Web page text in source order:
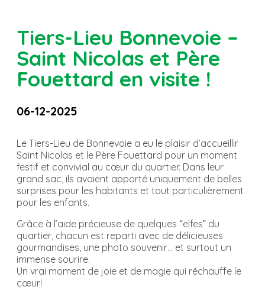
Tiers-Lieu Bonnevoie –
Saint Nicolas et Père
Fouettard en visite !
06-12-2025
Le Tiers-Lieu de Bonnevoie a eu le plaisir d’accueillir
Saint Nicolas et le Père Fouettard pour un moment
festif et convivial au cœur du quartier. Dans leur
grand sac, ils avaient apporté uniquement de belles
surprises pour les habitants et tout particulièrement
pour les enfants.
Grâce à l’aide précieuse de quelques “elfes” du
quartier, chacun est reparti avec de délicieuses
gourmandises, une photo souvenir… et surtout un
immense sourire.
Un vrai moment de joie et de magie qui réchauffe le
cœur!